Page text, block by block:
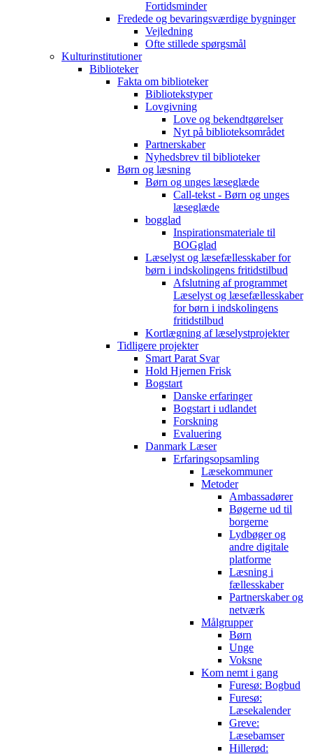
Fortidsminder
Fredede og bevaringsværdige bygninger
Vejledning
Ofte stillede spørgsmål
Kulturinstitutioner
Biblioteker
Fakta om biblioteker
Bibliotekstyper
Lovgivning
Love og bekendtgørelser
Nyt på biblioteksområdet
Partnerskaber
Nyhedsbrev til biblioteker
Børn og læsning
Børn og unges læseglæde
Call-tekst - Børn og unges
læseglæde
bogglad
Inspirationsmateriale til
BOGglad
Læselyst og læsefællesskaber for
børn i indskolingens fritidstilbud
Afslutning af programmet
Læselyst og læsefællesskaber
for børn i indskolingens
fritidstilbud
Kortlægning af læselystprojekter
Tidligere projekter
Smart Parat Svar
Hold Hjernen Frisk
Bogstart
Danske erfaringer
Bogstart i udlandet
Forskning
Evaluering
Danmark Læser
Erfaringsopsamling
Læsekommuner
Metoder
Ambassadører
Bøgerne ud til
borgerne
Lydbøger og
andre digitale
platforme
Læsning i
fællesskaber
Partnerskaber og
netværk
Målgrupper
Børn
Unge
Voksne
Kom nemt i gang
Furesø: Bogbud
Furesø:
Læsekalender
Greve:
Læsebamser
Hillerød: